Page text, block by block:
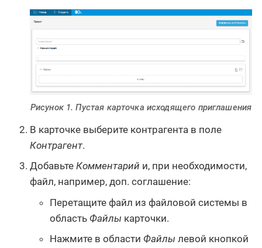
Рисунок 1. Пустая карточка исходящего приглашения
В карточке выберите контрагента в поле
Контрагент.
Добавьте Комментарий и, при необходимости,
файл, например, доп. соглашение:
Перетащите файл из файловой системы в
область Файлы карточки.
Нажмите в области Файлы левой кнопкой